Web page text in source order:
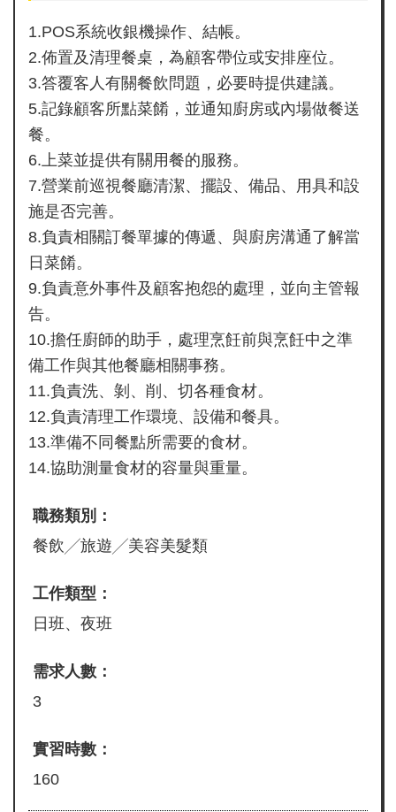
成
花
絮
冊
站
導
facebook
line
instagram
1.POS系統收銀機操作、結帳。
2.佈置及清理餐桌，為顧客帶位或安排座位。
3.答覆客人有關餐飲問題，必要時提供建議。
5.記錄顧客所點菜餚，並通知廚房或內場做餐送
餐。
6.上菜並提供有關用餐的服務。
7.營業前巡視餐廳清潔、擺設、備品、用具和設
施是否完善。
8.負責相關訂餐單據的傳遞、與廚房溝通了解當
日菜餚。
9.負責意外事件及顧客抱怨的處理，並向主管報
告。
10.擔任廚師的助手，處理烹飪前與烹飪中之準
備工作與其他餐廳相關事務。
11.負責洗、剝、削、切各種食材。
12.負責清理工作環境、設備和餐具。
13.準備不同餐點所需要的食材。
14.協助測量食材的容量與重量。
職務類別：
餐飲╱旅遊╱美容美髮類
工作類型：
日班、夜班
需求人數：
3
實習時數：
160